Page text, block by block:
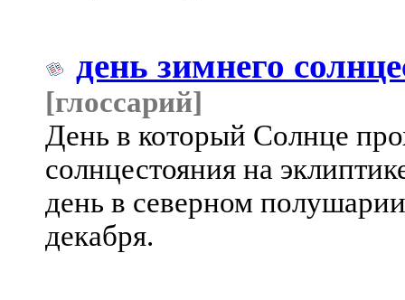
день зимнего
[глоссарий]
День в который Солнце
солнцестояния на
день в северном
декабря.